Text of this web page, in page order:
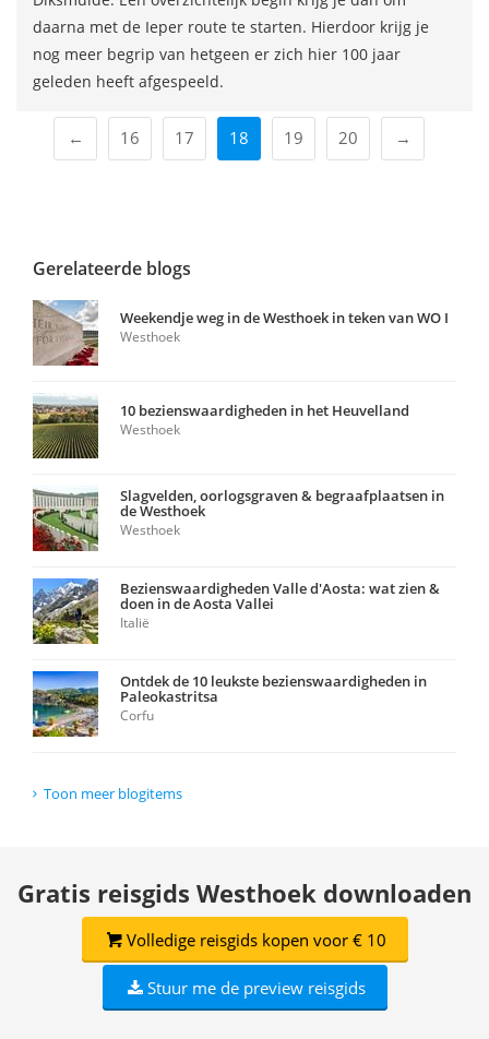
daarna met de Ieper route te starten. Hierdoor krijg je
nog meer begrip van hetgeen er zich hier 100 jaar
geleden heeft afgespeeld.
← 16 17 18 19 20 →
Gerelateerde blogs
Weekendje weg in de Westhoek in teken van WO I
Westhoek
10 bezienswaardigheden in het Heuvelland
Westhoek
Slagvelden, oorlogsgraven & begraafplaatsen in
de Westhoek
Westhoek
Bezienswaardigheden Valle d'Aosta: wat zien &
doen in de Aosta Vallei
Italië
Ontdek de 10 leukste bezienswaardigheden in
Paleokastritsa
Corfu
Toon meer blogitems
Gratis reisgids Westhoek downloaden
Volledige reisgids kopen voor € 10
Stuur me de preview reisgids